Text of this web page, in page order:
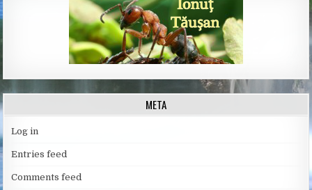
META
Log in
Entries feed
Comments feed